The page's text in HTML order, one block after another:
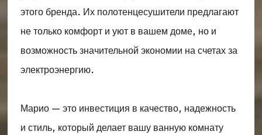
этого бренда. Их полотенцесушители предлагают
не только комфорт и уют в вашем доме, но и
возможность значительной экономии на счетах за
электроэнергию.
Марио — это инвестиция в качество, надежность
и стиль, который делает вашу ванную комнату